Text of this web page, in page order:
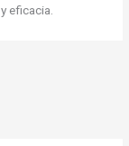
eficacia.